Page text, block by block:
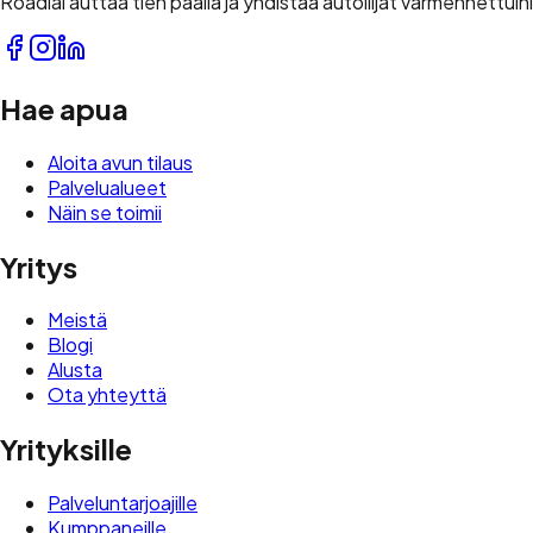
Hae apua
Aloita avun tilaus
Palvelualueet
Näin se toimii
Yritys
Meistä
Blogi
Alusta
Ota yhteyttä
Yrityksille
Palveluntarjoajille
Kumppaneille